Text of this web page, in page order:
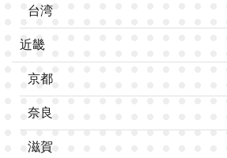
台湾
近畿
京都
奈良
滋賀